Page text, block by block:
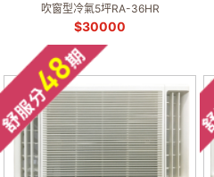
吹窗型冷氣5坪RA-36HR
$30000